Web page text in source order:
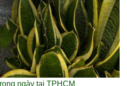
ngày tại TPHCM